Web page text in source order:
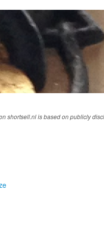
shortsell.nl is based on publicly